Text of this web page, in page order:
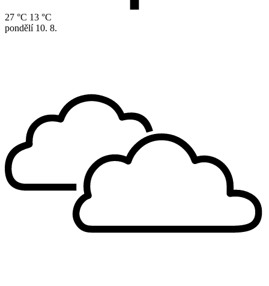
27 °C 13 °C
pondělí 10. 8.